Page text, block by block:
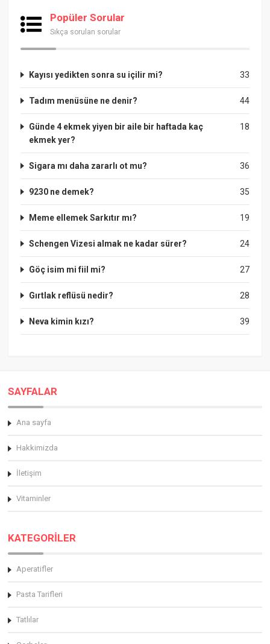
Popüler Sorular
Sıkça sorulan sorular
33
Kayısı yedikten sonra su içilir mi?
44
Tadım menüsüne ne denir?
18
Günde 4 ekmek yiyen bir aile bir haftada kaç
ekmek yer?
36
Sigara mı daha zararlı ot mu?
35
9230 ne demek?
19
Meme ellemek Sarkıtır mı?
24
Schengen Vizesi almak ne kadar sürer?
27
Göç isim mi fiil mi?
28
Gırtlak reflüsü nedir?
39
Neva kimin kızı?
SAYFALAR
Ana sayfa
Hakkimizda
İletişim
Vitaminler
KATEGORİLER
Aperatifler
Pasta Tarifleri
Tatlılar